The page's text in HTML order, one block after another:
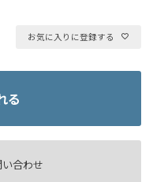
お気に入りに登録する
る
合わせ